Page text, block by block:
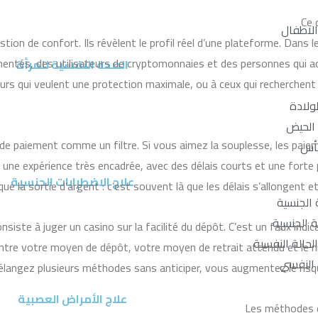
الصحة النفسية للمرأة
الحيض
علاج الاضطرابات الجنسية
الجنسية
النفسية
علاج الأمراض العصبية
de confort. Ils révèlent le profil réel d’une plateforme.
des utilisateurs de cryptomonnaies et des personnes qui
qui veulent une protection maximale, ou à ceux qui
paiement comme un filtre. Si vous aimez la souplesse, les
expérience très encadrée, avec des délais courts et une
la sortie d’argent : c’est souvent là que les délais s’allongent
à juger un casino sur la facilité du dépôt. C’est un faux
votre moyen de dépôt, votre moyen de retrait attendu et le
plusieurs méthodes sans anticiper, vous augmentez le
Les